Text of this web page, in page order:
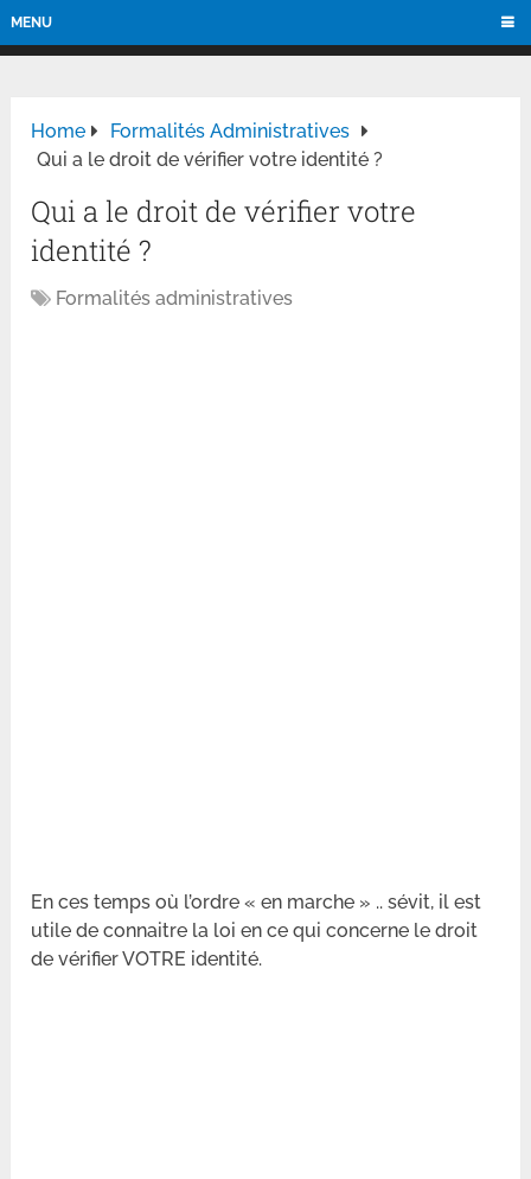
MENU
Home
Formalités Administratives
Qui a le droit de vérifier votre identité ?
Qui a le droit de vérifier votre
identité ?
Formalités administratives
En ces temps où l’ordre « en marche » .. sévit, il est
utile de connaitre la loi en ce qui concerne le droit
de vérifier VOTRE identité.